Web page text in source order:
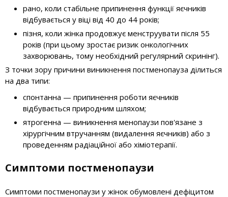
рано, коли стабільне припинення функції яєчників
відбувається у віці від 40 до 44 років;
пізня, коли жінка продовжує менструувати після 55
років (при цьому зростає ризик онкологічних
захворювань, тому необхідний регулярний скринінг).
З точки зору причини виникнення постменопауза ділиться
на два типи:
спонтанна — припинення роботи яєчників
відбувається природним шляхом;
ятрогенна — виникнення менопаузи пов'язане з
хірургічним втручанням (видалення яєчників) або з
проведенням радіаційної або хіміотерапії.
Симптоми постменопаузи
Симптоми постменопаузи у жінок обумовлені дефіцитом